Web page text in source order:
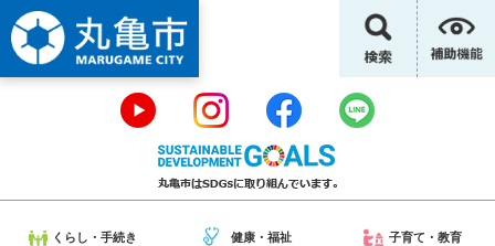
ー
ジ
の
。
ニ
ュ
ー
て
くらし・手続き 健康・福祉 子育て・教育